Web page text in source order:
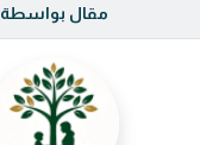
مقال بواسطة